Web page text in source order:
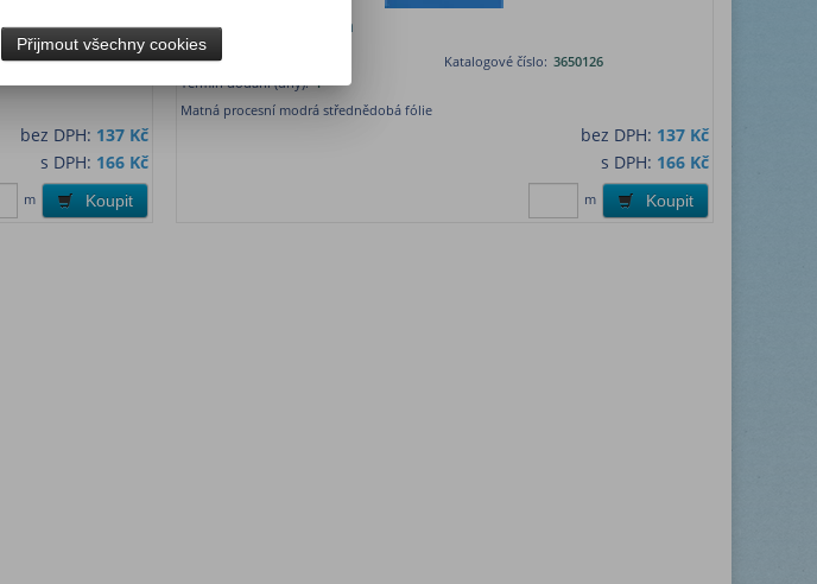
3656126
bez DPH: 137 Kč
s DPH: 166 Kč
Koupit
m
XF 3M 3650 š. 126 cm
Výrobce: Katalogové číslo: 3650126
Termín dodání (dny):1
Matná procesní modrá střednědobá fólie
bez DPH: 137 Kč
s DPH: 166 Kč
Koupit
m
Přijmout všechny cookies